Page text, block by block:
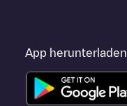
App herunterladen